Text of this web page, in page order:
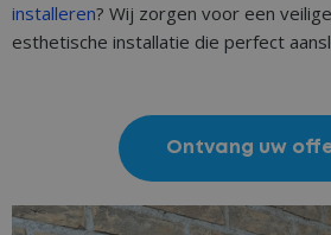
installeren? Wij zorgen voor een
esthetische installatie die perfect
Ontvang uw